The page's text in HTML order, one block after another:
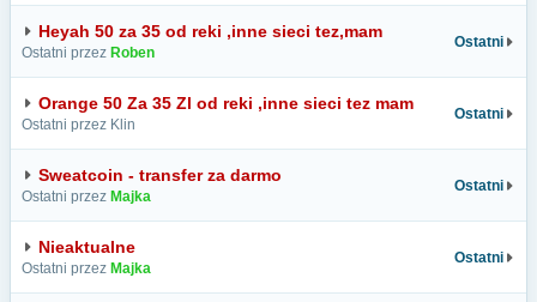
Heyah 50 za 35 od reki ,inne sieci tez,mam
Ostatni przez Roben
Ostatni
Orange 50 Za 35 Zl od reki ,inne sieci tez mam
Ostatni przez Klin
Ostatni
Sweatcoin - transfer za darmo
Ostatni przez Majka
Ostatni
Nieaktualne
Ostatni przez Majka
Ostatni